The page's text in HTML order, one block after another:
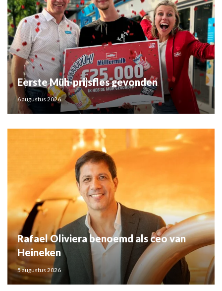
Eerste Müh-prijsfles gevonden
6 augustus 2026
Rafael Oliviera benoemd als ceo van
Heineken
5 augustus 2026